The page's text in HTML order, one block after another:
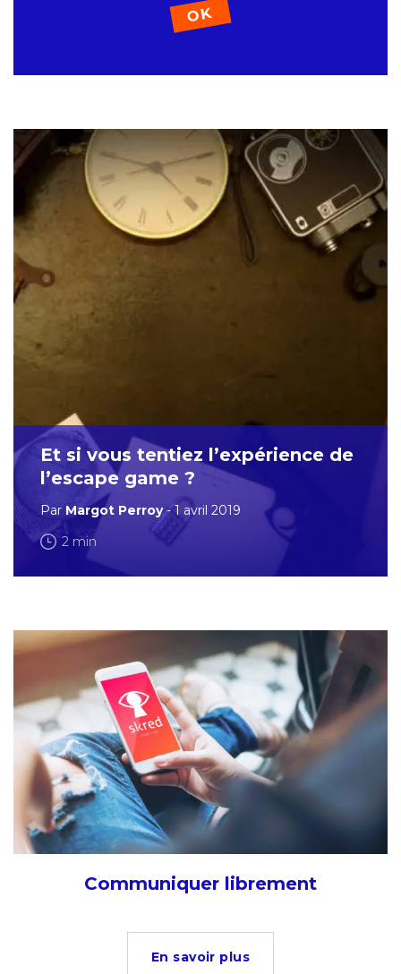
Et si vous tentiez l’expérience de
l’escape game ?
Par Margot Perroy- 1 avril 2019
2 min
Communiquer librement
En savoir plus